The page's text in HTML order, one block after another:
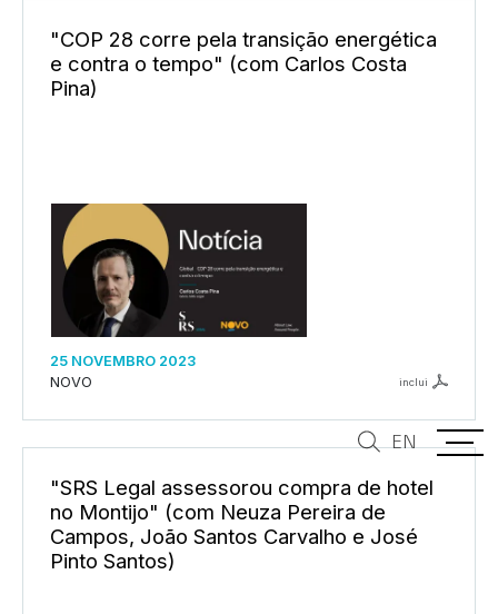
EN
"COP 28 corre pela transição energética
e contra o tempo" (com Carlos Costa
Pina)
25 NOVEMBRO 2023
NOVO
inclui
"SRS Legal assessorou compra de hotel
no Montijo" (com Neuza Pereira de
Campos, João Santos Carvalho e José
Pinto Santos)